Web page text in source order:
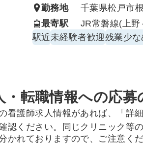
勤務地
千葉県松戸市
最寄駅
JR常磐線(上野
駅近未経験者歓迎残業少な
・転職情報への応募
看護師求人情報があれば、「詳
認ください。同じクリニック等
かれておりますので、ご注意くだ